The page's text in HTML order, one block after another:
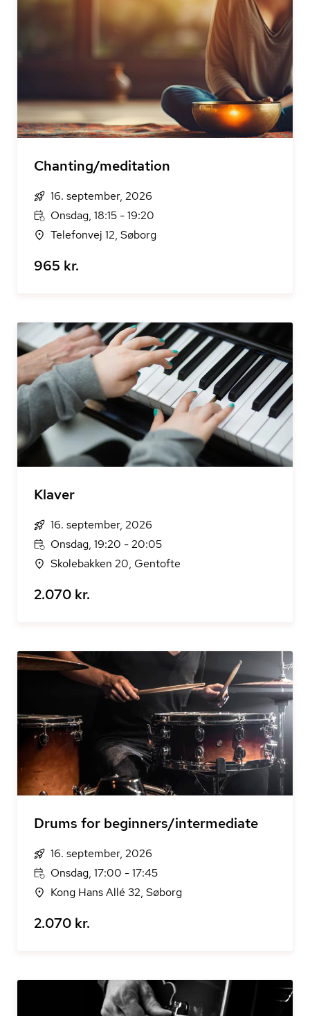
Chanting/meditation
16. september, 2026
Onsdag, 18:15 - 19:20
Telefonvej 12, Søborg
965 kr.
Klaver
16. september, 2026
Onsdag, 19:20 - 20:05
Skolebakken 20, Gentofte
2.070 kr.
Drums for beginners/intermediate
16. september, 2026
Onsdag, 17:00 - 17:45
Kong Hans Allé 32, Søborg
2.070 kr.